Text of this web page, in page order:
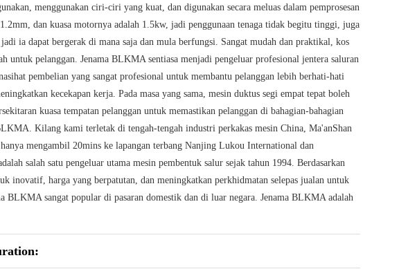
menggunakan ciri-ciri yang kuat, dan digunakan secara meluas dalam pemprosesan
dan kuasa motornya adalah 1.5kw, jadi penggunaan tenaga tidak begitu tinggi, juga
ia dapat bergerak di mana saja dan mula berfungsi. Sangat mudah dan praktikal, kos
untuk pelanggan. Jenama BLKMA sentiasa menjadi pengeluar profesional jentera saluran
pembelian yang sangat profesional untuk membantu pelanggan lebih berhati-hati
kecekapan kerja. Pada masa yang sama, mesin duktus segi empat tepat boleh
kuasa tempatan pelanggan untuk memastikan pelanggan di bahagian-bahagian
Kilang kami terletak di tengah-tengah industri perkakas mesin China, Ma'anShan
mengambil 20mins ke lapangan terbang Nanjing Lukou International dan
salah satu pengeluar utama mesin pembentuk salur sejak tahun 1994. Berdasarkan
inovatif, harga yang berpatutan, dan meningkatkan perkhidmatan selepas jualan untuk
BLKMA sangat popular di pasaran domestik dan di luar negara. Jenama BLKMA adalah